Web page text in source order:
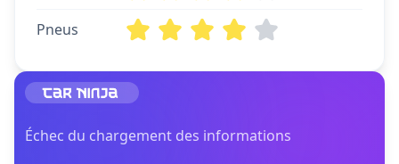
Pneus
Échec du chargement des informations